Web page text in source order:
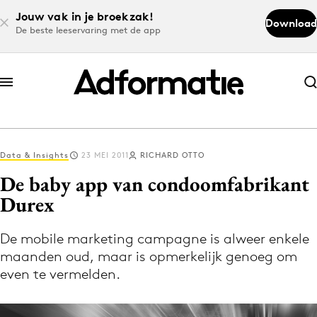
Jouw vak in je broekzak!
De beste leeservaring met de app
Download
Abonneer nu
Abonneer nu
Log in
Volg het laatste nieuws via de Adformatie
Nieuws app
Data & Insights 23 MEI 2011 RICHARD OTTO
De baby app van condoomfabrikant
Durex
De mobile marketing campagne is alweer enkele
maanden oud, maar is opmerkelijk genoeg om
even te vermelden.